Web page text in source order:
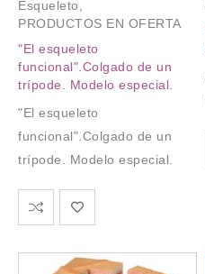
Esqueleto
PRODUCTOS EN OFERTA
"El esqueleto
funcional".Colgado de un
trípode. Modelo especial.
"El esqueleto
funcional".Colgado de un
trípode. Modelo especial.